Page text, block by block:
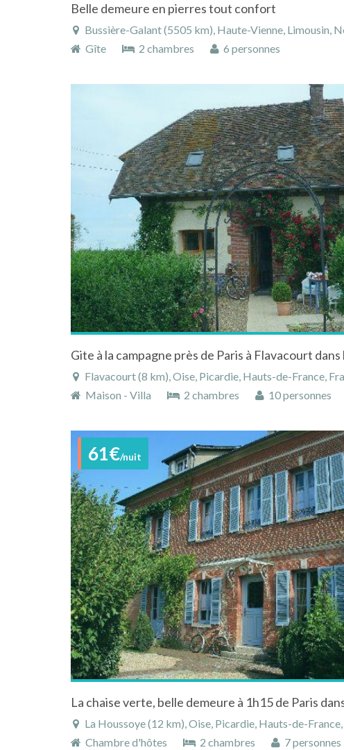
Belle demeure en pierres tout confort
Bussière-Galant (5505 km), Haute-Vienne, Limousin,
Gîte
2 chambres 6 personnes
Gite à la campagne près de Paris à Flavacourt
Flavacourt (8 km), Oise, Picardie, Hauts-de-France,
Maison - Villa
2 chambres 10 personnes
61€/nuit
La Houssoye (12 km), Oise, Picardie, Hauts-de-
Chambre d'hôtes
2 chambres 7 personnes